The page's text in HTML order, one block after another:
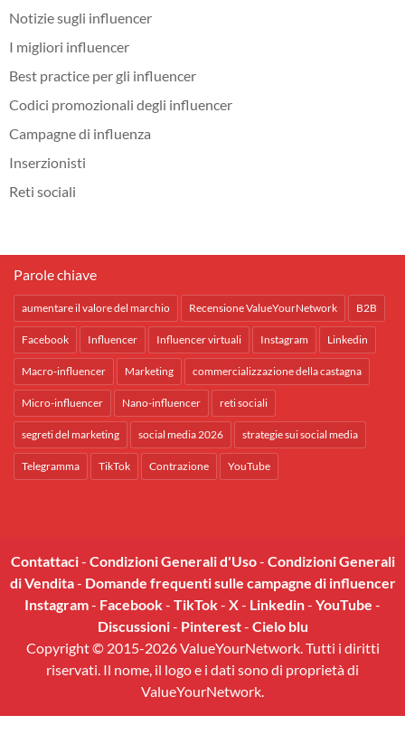
Notizie sugli influencer
I migliori influencer
Best practice per gli influencer
Codici promozionali degli influencer
Campagne di influenza
Inserzionisti
Reti sociali
Parole chiave
aumentare il valore del marchio Recensione ValueYourNetwork B2B
Facebook Influencer Influencer virtuali Instagram Linkedin
Macro-influencer Marketing commercializzazione della castagna
Micro-influencer Nano-influencer reti sociali
segreti del marketing social media 2026 strategie sui social media
Telegramma TikTok Contrazione YouTube
Contattaci- Condizioni Generali d'Uso- Condizioni Generali
di Vendita- Domande frequenti sulle campagne di influencer
Instagram- Facebook- TikTok- X- Linkedin- YouTube -
Discussioni- Pinterest- Cielo blu
Copyright © 2015-2026 ValueYourNetwork. Tutti i diritti
riservati. Il nome, il logo e i dati sono di proprietà di
ValueYourNetwork.